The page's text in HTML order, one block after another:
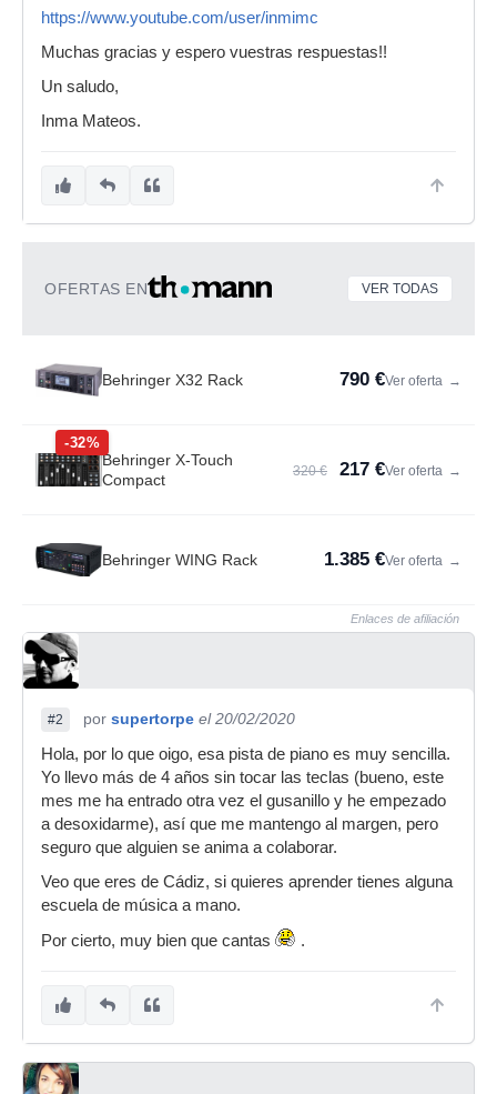
https://www.youtube.com/user/inmimc
Muchas gracias y espero vuestras respuestas!!
Un saludo,
Inma Mateos.
OFERTAS EN VER TODAS
Behringer X32 Rack 790 €Ver oferta →
-32%
Behringer X-Touch
Compact
320 € 217 €Ver oferta →
Behringer WING Rack 1.385 €Ver oferta →
Enlaces de afiliación
#2 por supertorpe el 20/02/2020
Hola, por lo que oigo, esa pista de piano es muy sencilla.
Yo llevo más de 4 años sin tocar las teclas (bueno, este
mes me ha entrado otra vez el gusanillo y he empezado
a desoxidarme), así que me mantengo al margen, pero
seguro que alguien se anima a colaborar.
Veo que eres de Cádiz, si quieres aprender tienes alguna
escuela de música a mano.
Por cierto, muy bien que cantas
.